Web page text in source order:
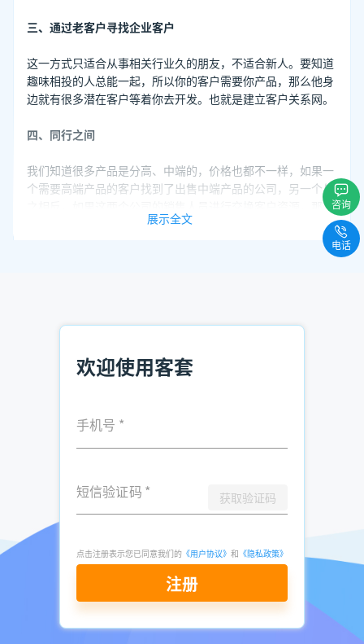
三、通过老客户寻找企业客户
这一方式只适合从事相关行业久的朋友，不适合新人。要知道
趣味相投的人总能一起，所以你的客户需要你产品，那么他身
边就有很多潜在客户等着你去开发。也就是建立客户关系网。
四、同行之间
我们知道很多产品是分高、中端的，价格也都不一样，如果一
个需要高端产品的客户找到了出售中端产品的公司，另一个与
之相反，如果这两个公司的销售人员进行交换客户资源，那么
加，总会有是因为要买车才去的人。
六、专业的获客工具
可供销售选择，比如客套企业名录搜索软件。客套包括了搜索
以上就是“销售如何寻找企业客户 企业客户获取方式”的全部
内容，想要获取企业客户电话号码，可立即注册免费试用
推荐阅读：
企业电话查询方法有哪些？如何查企业电话
查询企业信息的方法有哪些？快速查找企业信
展示全文
欢迎使用客套
手机号 *
短信验证码 * 获取验证码
点击注册表示您已同意我们的 《用户协议》 和 《隐私政策》
注册
咨询
电话